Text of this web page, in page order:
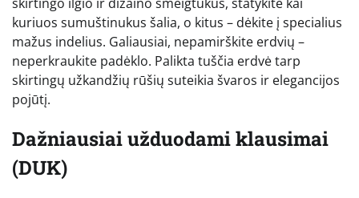
kuriuos sumuštinukus šalia, o kitus – dėkite į specialius
mažus indelius. Galiausiai, nepamirškite erdvių –
neperkraukite padėklo. Palikta tuščia erdvė tarp
skirtingų užkandžių rūšių suteikia švaros ir elegancijos
pojūtį.
Dažniausiai užduodami klausimai
(DUK)